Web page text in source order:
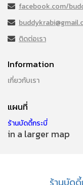
facebook.com/
ติดต่อเรา
Information
เกี่ยวกับเรา
แผนที่
ร้านบัดดี้กระบี่
in a larger map
ร้านบัด